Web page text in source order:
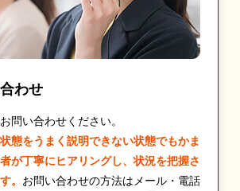
わせ
問い合わせください。
態をうまく説明できない状態でもかま
が丁寧にヒアリングし、状況を把握さ
。 お問い合わせの方法はメール・電話